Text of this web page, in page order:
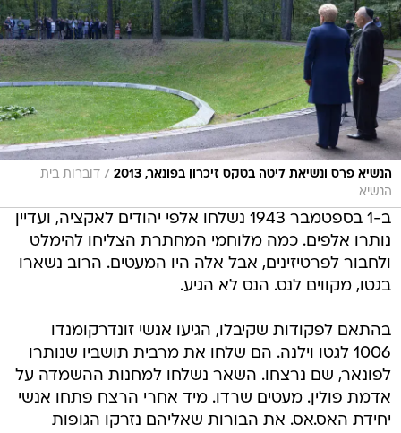
הנשיא פרס ונשיאת ליטה בטקס זיכרון בפונאר, 2013 / דוברות בית
הנשיא
ב-1 בספטמבר 1943 נשלחו אלפי יהודים לאקציה, ועדיין
נותרו אלפים. כמה מלוחמי המחתרת הצליחו להימלט
ולחבור לפרטיזינים, אבל אלה היו המעטים. הרוב נשארו
בגטו, מקווים לנס. הנס לא הגיע.
בהתאם לפקודות שקיבלו, הגיעו אנשי זונדרקומנדו
1006 לגטו וילנה. הם שלחו את מרבית תושביו שנותרו
לפונאר, שם נרצחו. השאר נשלחו למחנות ההשמדה על
אדמת פולין. מעטים שרדו. מיד אחרי הרצח פתחו אנשי
יחידת האס.אס. את הבורות שאליהם נזרקו הגופות